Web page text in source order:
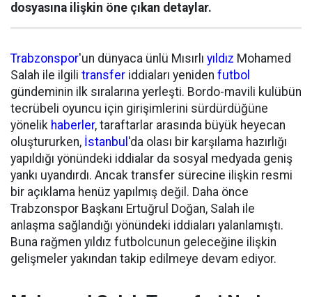
dosyasına ilişkin öne çıkan detaylar.
Trabzonspor'un dünyaca ünlü Mısırlı yıldız Mohamed
Salah ile ilgili transfer iddiaları yeniden futbol
gündeminin ilk sıralarına yerleşti. Bordo-mavili kulübün
tecrübeli oyuncu için girişimlerini sürdürdüğüne
yönelik haberler, taraftarlar arasında büyük heyecan
oluştururken, İstanbul 'da olası bir karşılama hazırlığı
yapıldığı yönündeki iddialar da sosyal medyada geniş
yankı uyandırdı. Ancak transfer sürecine ilişkin resmi
bir açıklama henüz yapılmış değil. Daha önce
Trabzonspor Başkanı Ertuğrul Doğan, Salah ile
anlaşma sağlandığı yönündeki iddiaları yalanlamıştı.
Buna rağmen yıldız futbolcunun geleceğine ilişkin
gelişmeler yakından takip edilmeye devam ediyor.